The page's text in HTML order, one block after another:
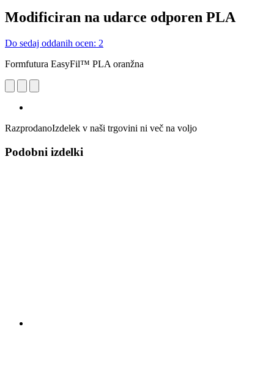
Modificiran na udarce odporen PLA
Do sedaj oddanih ocen: 2
Formfutura EasyFil™ PLA oranžna
RazprodanoIzdelek v naši trgovini ni več na voljo
Podobni izdelki